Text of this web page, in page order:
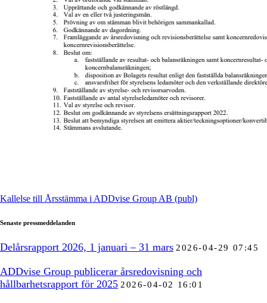
Kallelse till Årsstämma i ADDvise Group AB (publ)
Senaste pressmeddelanden
Delårsrapport 2026, 1 januari – 31 mars 2026-04-29 07:45
ADDvise Group publicerar årsredovisning och
hållbarhetsrapport för 2025 2026-04-02 16:01